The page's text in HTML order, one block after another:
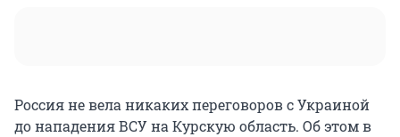
Россия не вела никаких переговоров с Украиной
до нападения ВСУ на Курскую область. Об этом в